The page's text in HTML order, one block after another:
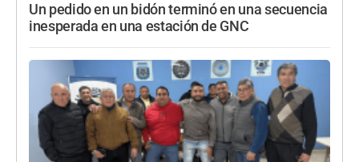
Un pedido en un bidón terminó en una secuencia
inesperada en una estación de GNC